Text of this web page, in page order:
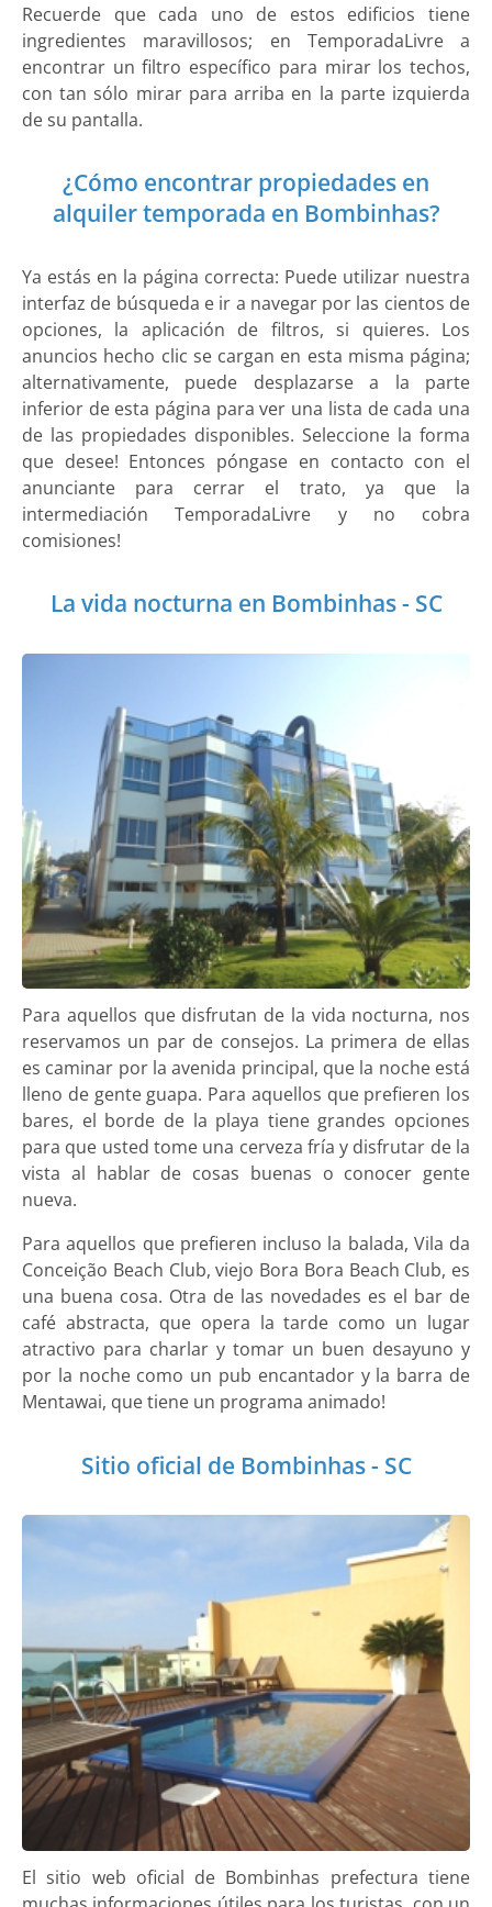
Recuerde que cada uno de estos edificios tiene
ingredientes maravillosos; en TemporadaLivre a
encontrar un filtro específico para mirar los techos,
con tan sólo mirar para arriba en la parte izquierda
de su pantalla.
¿Cómo encontrar propiedades en
alquiler temporada en Bombinhas?
Ya estás en la página correcta: Puede utilizar nuestra
interfaz de búsqueda e ir a navegar por las cientos de
opciones, la aplicación de filtros, si quieres. Los
anuncios hecho clic se cargan en esta misma página;
alternativamente, puede desplazarse a la parte
inferior de esta página para ver una lista de cada una
de las propiedades disponibles. Seleccione la forma
que desee! Entonces póngase en contacto con el
anunciante para cerrar el trato, ya que la
intermediación TemporadaLivre y no cobra
comisiones!
La vida nocturna en Bombinhas - SC
Para aquellos que disfrutan de la vida nocturna, nos
reservamos un par de consejos. La primera de ellas
es caminar por la avenida principal, que la noche está
lleno de gente guapa. Para aquellos que prefieren los
bares, el borde de la playa tiene grandes opciones
para que usted tome una cerveza fría y disfrutar de la
vista al hablar de cosas buenas o conocer gente
nueva.
Para aquellos que prefieren incluso la balada, Vila da
Conceição Beach Club, viejo Bora Bora Beach Club, es
una buena cosa. Otra de las novedades es el bar de
café abstracta, que opera la tarde como un lugar
atractivo para charlar y tomar un buen desayuno y
por la noche como un pub encantador y la barra de
Mentawai, que tiene un programa animado!
Sitio oficial de Bombinhas - SC
El sitio web oficial de Bombinhas prefectura tiene